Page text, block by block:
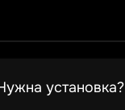
установка?